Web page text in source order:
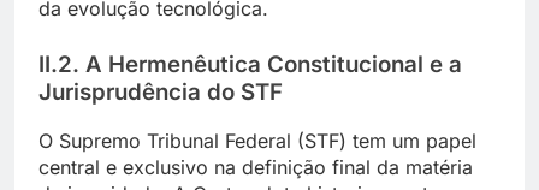
da evolução tecnológica.
II.2. A Hermenêutica Constitucional e a
Jurisprudência do STF
O Supremo Tribunal Federal (STF) tem um papel
central e exclusivo na definição final da matéria